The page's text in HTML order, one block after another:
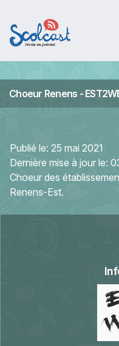
Choeur Renens -
Publié le: 25 mai 2021
Dernière mise à jour le:
Choeur des
Renens-Est.